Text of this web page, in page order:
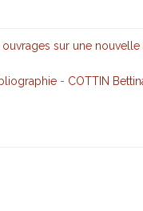
sur une
- COTTIN